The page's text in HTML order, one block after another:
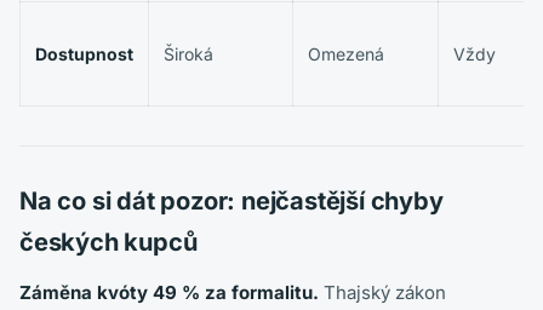
Dostupnost Široká Omezená Vždy
Na co si dát pozor: nejčastější chyby
českých kupců
Záměna kvóty 49 % za formalitu. Thajský zákon